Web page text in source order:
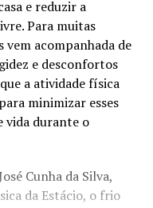
e reduzir a
Para muitas
vem acompanhada de
e desconfortos
a atividade física
minimizar esses
vida durante o
Cunha da Silva,
da Estácio, o frio